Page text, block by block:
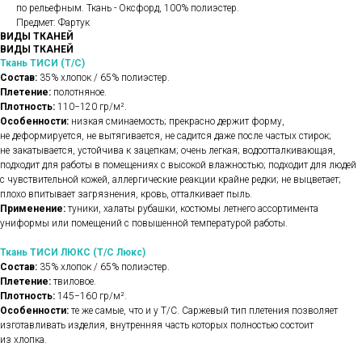
по рельефным. Ткань - Оксфорд, 100% полиэстер.
Предмет: Фартук
ВИДЫ ТКАНЕЙ
ВИДЫ ТКАНЕЙ
Ткань ТИСИ (Т/С)
Состав: 35% хлопок / 65% полиэстер.
Плетение: полотняное.
Плотность: 110−120 гр/м².
Особенности: низкая сминаемость; прекрасно держит форму,
не деформируется, не вытягивается, не садится даже после частых стирок;
не закатывается, устойчива к зацепкам; очень легкая; водоотталкивающая,
подходит для работы в помещениях с высокой влажностью; подходит для людей
с чувствительной кожей, аллергические реакции крайне редки; не выцветает;
плохо впитывает загрязнения, кровь, отталкивает пыль.
Применение: туники, халаты рубашки, костюмы летнего ассортимента
униформы или помещений с повышенной температурой работы.
Ткань ТИСИ ЛЮКС (Т/С Люкс)
Состав: 35% хлопок / 65% полиэстер.
Плетение: твиловое.
Плотность: 145−160 гр/м².
Особенности: те же самые, что и у Т/С. Саржевый тип плетения позволяет
изготавливать изделия, внутренняя часть которых полностью состоит
из хлопка.